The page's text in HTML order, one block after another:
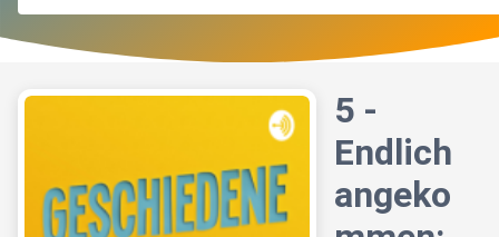
5 -
Endlich
angeko